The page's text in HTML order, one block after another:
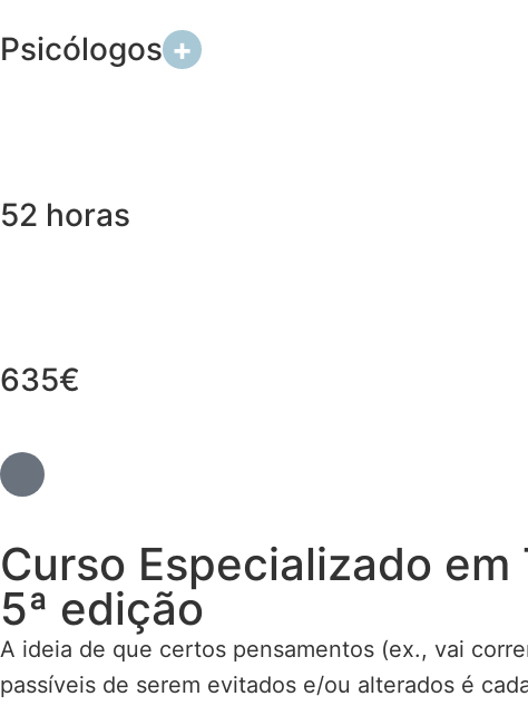
Psicólogos +
52 horas
635€
Curso Especializado em
5ª edição
A ideia de que certos pensamentos (ex., vai
passíveis de serem evitados e/ou alterados é